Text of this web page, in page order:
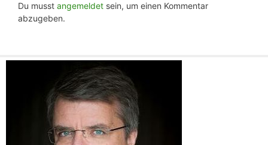
Du musst angemeldet sein, um einen Kommentar
abzugeben.